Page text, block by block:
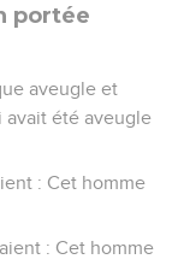
portée
aveugle et
avait été aveugle
: Cet homme
: Cet homme